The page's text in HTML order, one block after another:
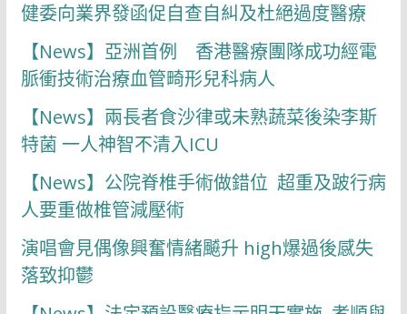
健委向業界發函促自查自糾及杜絕過度醫療
【News】亞洲首例 香港醫療團隊成功經電
脈衝技術治療血管畸形兒科病人
【News】兩長者食沙律或未熟蔬菜後染李斯
特菌 一人神智不清入ICU
【News】公院脊椎手術做錯位 超重及跛行病
人要重做椎管減壓術
演唱會見偶像興奮情緒飇升 high爆過後感失
落致抑鬱